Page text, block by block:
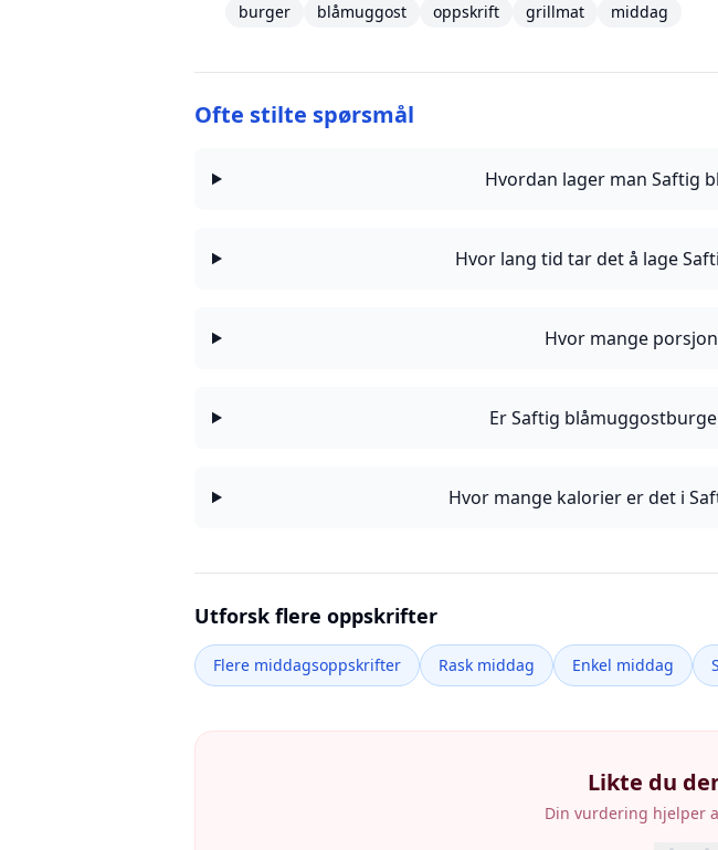
burger blåmuggost oppskrift grillmat middag
Ofte stilte spørsmål
Hvordan lager man Saftig
Hvor lang tid tar det å lage
Hvor mange
Er Saftig
Hvor mange kalorier er det i
Utforsk flere oppskrifter
Flere middagsoppskrifter Rask middag Enkel middag
Likte du
Din vurdering hjelper